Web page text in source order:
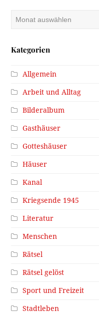
Kategorien
Allgemein
Arbeit und Alltag
Bilderalbum
Gasthäuser
Gotteshäuser
Häuser
Kanal
Kriegsende 1945
Literatur
Menschen
Rätsel
Rätsel gelöst
Sport und Freizeit
Stadtleben